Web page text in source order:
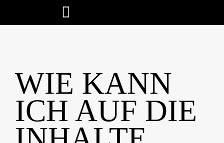
content
WIE KANN
ICH AUF DIE